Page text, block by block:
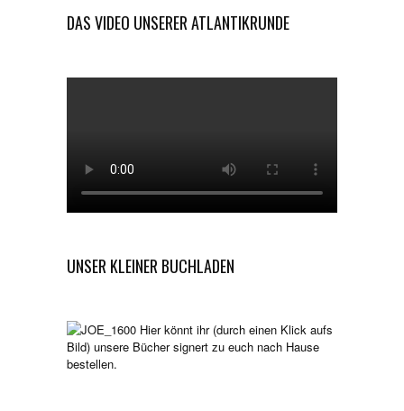
DAS VIDEO UNSERER ATLANTIKRUNDE
UNSER KLEINER BUCHLADEN
Hier könnt ihr (durch einen Klick aufs
Bild) unsere Bücher signert zu euch nach Hause
bestellen.